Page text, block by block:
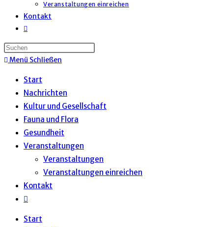
Veranstaltungen einreichen
Kontakt
Menü Schließen
Start
Nachrichten
Kultur und Gesellschaft
Fauna und Flora
Gesundheit
Veranstaltungen
Veranstaltungen
Veranstaltungen einreichen
Kontakt
Start